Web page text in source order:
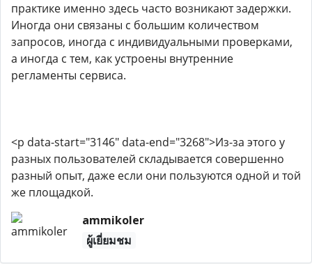
практике именно здесь часто возникают задержки.
Иногда они связаны с большим количеством
запросов, иногда с индивидуальными проверками,
а иногда с тем, как устроены внутренние
регламенты сервиса.
<p data-start="3146" data-end="3268">Из-за этого у
разных пользователей складывается совершенно
разный опыт, даже если они пользуются одной и той
же площадкой.
ammikoler
ผู้เยี่ยมชม